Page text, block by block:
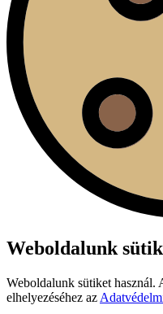
Weboldalunk
Weboldalunk sütiket használ.
elhelyezéséhez az